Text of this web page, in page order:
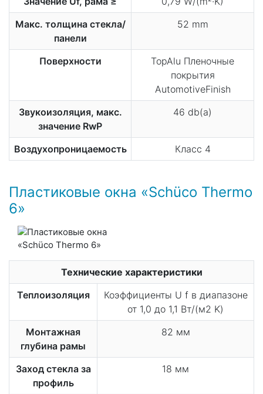
Макс. толщина стекла/
панели
52 mm
Поверхности
TopAlu Пленочные
покрытия
AutomotiveFinish
Звукоизоляция, макс.
значение RwP
46 db(a)
Воздухопроницаемость Класс 4
Пластиковые окна «Schüco​ Thermo​
6​»
Технические характеристики
Теплоизоляция
Коэффициенты U f в диапазоне
от 1,0​ до​ 1,1​ Вт/(м2 K)
Монтажная
глубина рамы
82 мм
Заход стекла за
профиль
18 мм